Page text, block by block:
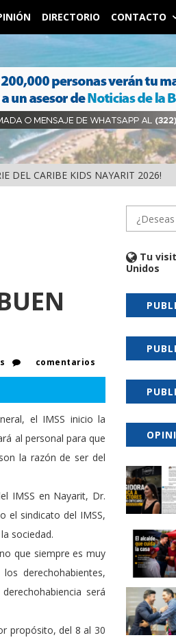
DIRECTORIO CONTACTO
DEL CARIBE KIDS NAYARIT 2026!
comentarios
el IMSS inicio la
al personal para que
la razón de ser del
IMSS en Nayarit, Dr.
el sindicato del IMSS,
sociedad.
que siempre es muy
derechohabientes,
será
propósito, del 8 al 30
Tu
Unidos